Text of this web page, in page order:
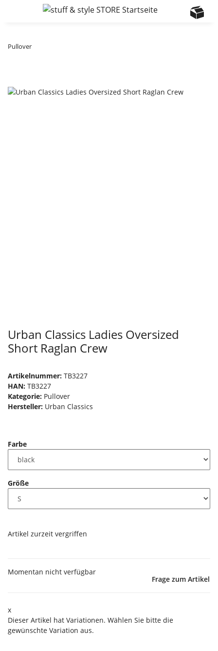
Pullover
Urban Classics Ladies Oversized
Short Raglan Crew
Artikelnummer: TB3227
HAN: TB3227
Kategorie: Pullover
Hersteller: Urban Classics
Farbe
Größe
Artikel zurzeit vergriffen
Momentan nicht verfügbar
Frage zum Artikel
x
Dieser Artikel hat Variationen. Wählen Sie bitte die
gewünschte Variation aus.